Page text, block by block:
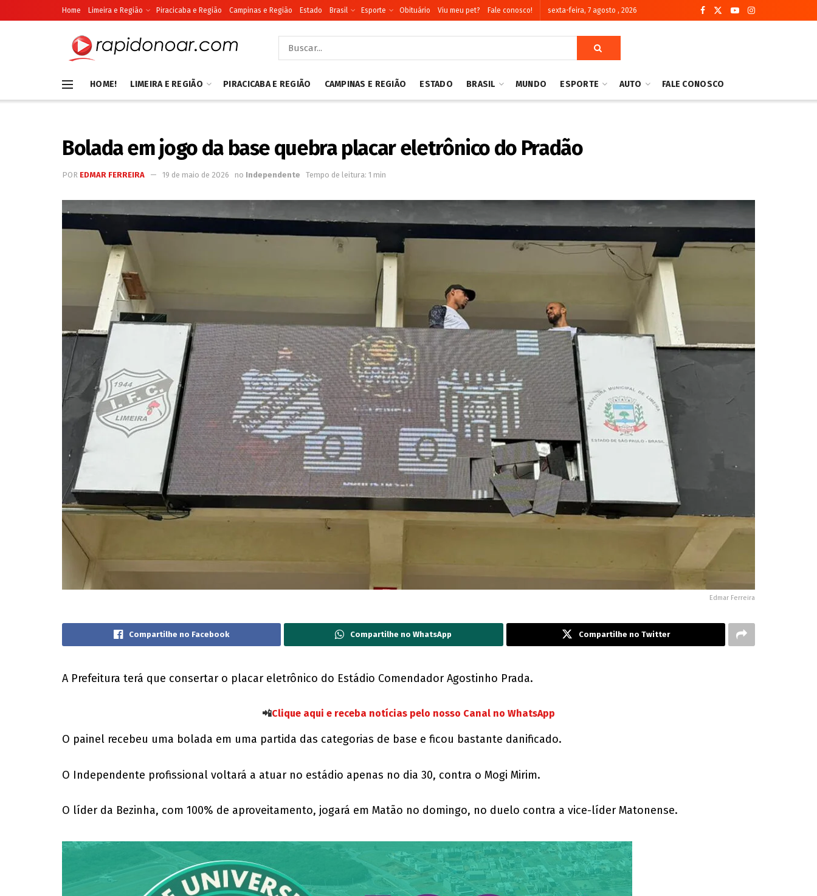
Home Limeira e Região Piracicaba e Região Campinas e Região Estado Brasil Esporte Obituário Viu meu pet? Fale conosco! sexta-feira, 7 agosto , 2026
HOME! LIMEIRA E REGIÃO PIRACICABA E REGIÃO CAMPINAS E REGIÃO ESTADO BRASIL MUNDO ESPORTE AUTO FALE CONOSCO
Bolada em jogo da base quebra placar eletrônico do Pradão
POR EDMAR FERREIRA 19 de maio de 2026 no Independente Tempo de leitura: 1 min
Edmar Ferreira
Compartilhe no Facebook Compartilhe no WhatsApp Compartilhe no Twitter
A Prefeitura terá que consertar o placar eletrônico do Estádio Comendador Agostinho Prada.
📲Clique aqui e receba notícias pelo nosso Canal no WhatsApp
O painel recebeu uma bolada em uma partida das categorias de base e ficou bastante danificado.
O Independente profissional voltará a atuar no estádio apenas no dia 30, contra o Mogi Mirim.
O líder da Bezinha, com 100% de aproveitamento, jogará em Matão no domingo, no duelo contra a vice-líder Matonense.